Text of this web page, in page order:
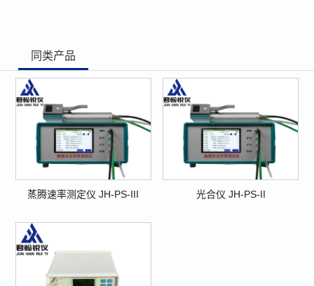
同类产品
蒸腾速率测定仪 JH-PS-III 光合仪 JH-PS-II